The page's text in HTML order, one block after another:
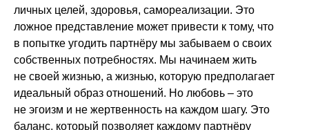
личных целей, здоровья, самореализации. Это
ложное представление может привести к тому, что
в попытке угодить партнёру мы забываем о своих
собственных потребностях. Мы начинаем жить
не своей жизнью, а жизнью, которую предполагает
идеальный образ отношений. Но любовь – это
не эгоизм и не жертвенность на каждом шагу. Это
баланс, который позволяет каждому партнёру